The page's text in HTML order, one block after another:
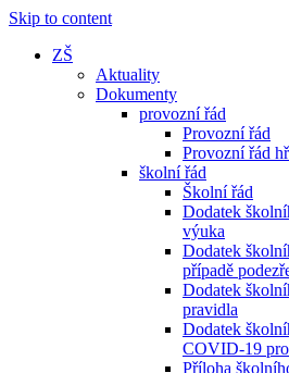
Skip to content
ZŠ
Aktuality
Dokumenty
provozní řád
Provozní řád
Provozní řád
školní řád
Školní řád
Dodatek
výuka
Dodatek
případě
Dodatek
pravidla
Dodatek
COVID-19
Příloha